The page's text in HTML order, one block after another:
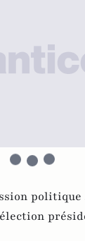
politique
élection